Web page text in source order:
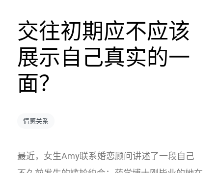
交往初期应不应该
展示自己真实的一
面？
情感关系
最近，女生Amy联系婚恋顾问讲述了一段自己